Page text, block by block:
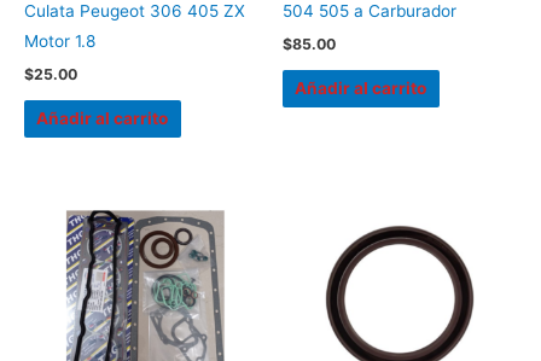
Culata Peugeot 306 405 ZX
Motor 1.8
$25.00
Añadir al carrito
504 505 a Carburador
$85.00
Añadir al carrito